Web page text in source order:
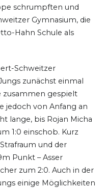
schrumpften und
Gymnasium, die
Hahn Schule als
Schweitzer
zunächst einmal
zusammen gespielt
jedoch von Anfang an
lange, bis Rojan Micha
1:0 einschob. Kurz
und der
Punkt – Asser
zum 2:0. Auch in der
einige Möglichkeiten